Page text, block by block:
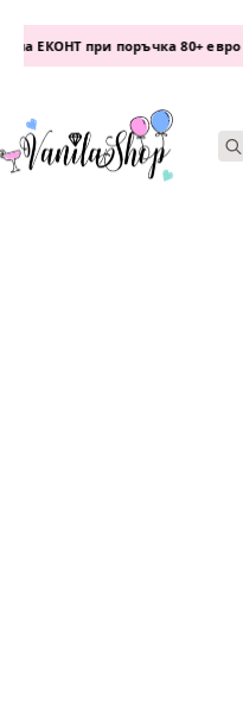
ЕКОНТ при поръчка 80+ евро //